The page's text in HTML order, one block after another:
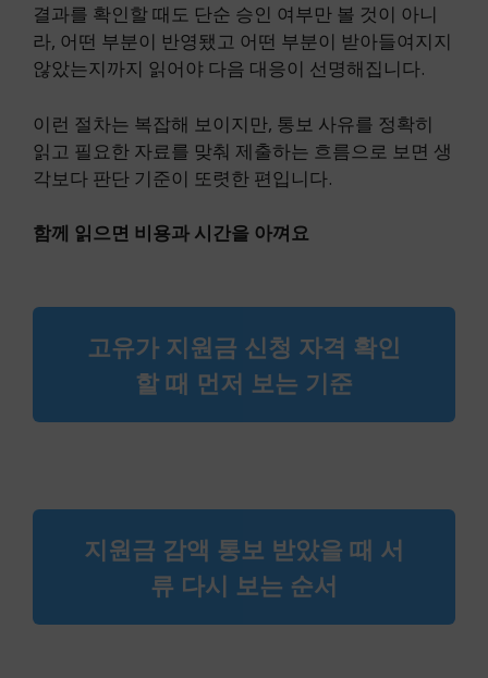
결과를 확인할 때도 단순 승인 여부만 볼 것이 아니
라, 어떤 부분이 반영됐고 어떤 부분이 받아들여지지
않았는지까지 읽어야 다음 대응이 선명해집니다.
이런 절차는 복잡해 보이지만, 통보 사유를 정확히
읽고 필요한 자료를 맞춰 제출하는 흐름으로 보면 생
각보다 판단 기준이 또렷한 편입니다.
함께 읽으면 비용과 시간을 아껴요
고유가 지원금 신청 자격 확인
할 때 먼저 보는 기준
지원금 감액 통보 받았을 때 서
류 다시 보는 순서